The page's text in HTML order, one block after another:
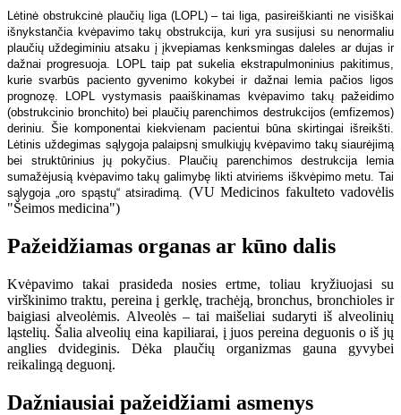
Lėtinė obstrukcinė plaučių liga (LOPL) – tai liga, pasireiškianti ne visiškai
išnykstančia kvėpavimo takų obstrukcija, kuri yra susijusi su nenormaliu
plaučių uždegiminiu atsaku į įkvepiamas kenksmingas daleles ar dujas ir
dažnai progresuoja. LOPL taip pat sukelia ekstrapulmoninius pakitimus,
kurie svarbūs paciento gyvenimo kokybei ir dažnai lemia pačios ligos
prognozę. LOPL vystymasis paaiškinamas kvėpavimo takų pažeidimo
(obstrukcinio bronchito) bei plaučių parenchimos destrukcijos (emfizemos)
deriniu. Šie komponentai kiekvienam pacientui būna skirtingai išreikšti.
Lėtinis uždegimas sąlygoja palaipsnį smulkiųjų kvėpavimo takų siaurėjimą
bei struktūrinius jų pokyčius. Plaučių parenchimos destrukcija lemia
sumažėjusią kvėpavimo takų galimybę likti atviriems iškvėpimo metu. Tai
sąlygoja „oro spąstų“ atsiradimą. (VU Medicinos fakulteto vadovėlis
"Šeimos medicina")
Pažeidžiamas organas ar kūno dalis
Kvėpavimo takai prasideda nosies ertme, toliau kryžiuojasi su
virškinimo traktu, pereina į gerklę, trachėją, bronchus, bronchioles ir
baigiasi alveolėmis. Alveolės – tai maišeliai sudaryti iš alveolinių
ląstelių. Šalia alveolių eina kapiliarai, į juos pereina deguonis o iš jų
anglies dvideginis. Dėka plaučių organizmas gauna gyvybei
reikalingą deguonį.
Dažniausiai pažeidžiami asmenys